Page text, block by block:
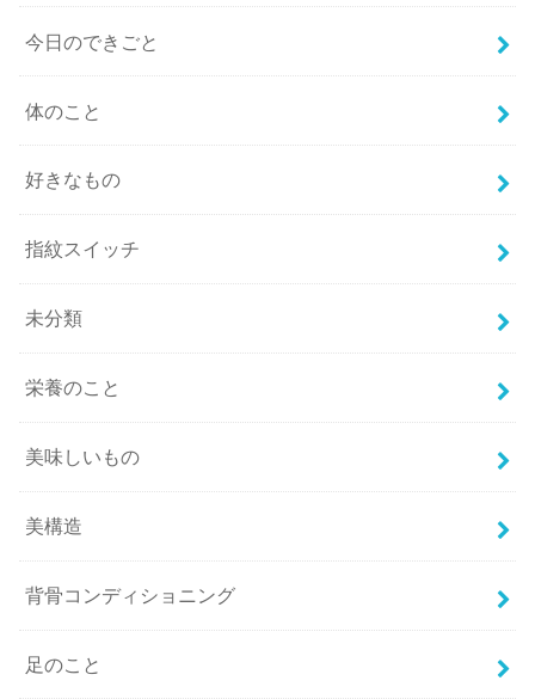
今日のできごと
体のこと
好きなもの
指紋スイッチ
未分類
栄養のこと
美味しいもの
美構造
背骨コンディショニング
足のこと